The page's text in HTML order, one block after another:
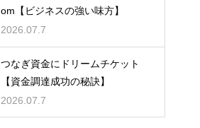
om【ビジネスの強い味方】
2026.07.7
つなぎ資金にドリームチケット
【資金調達成功の秘訣】
2026.07.7